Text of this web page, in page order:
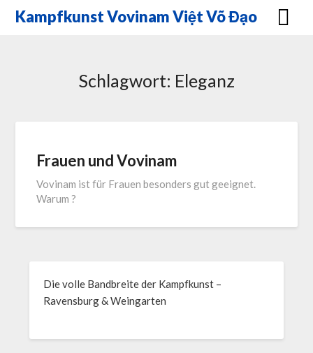
SkipKampfkunst Vovinam Việt Võ Đạo
Schlagwort: Eleganz
Frauen und Vovinam
Vovinam ist für Frauen besonders gut geeignet.
Warum ?
Die volle Bandbreite der Kampfkunst –
Ravensburg & Weingarten